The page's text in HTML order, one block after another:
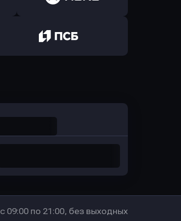
в ОТП БАНК
Оправить заявку
в Локо-Банк
с 09:00 по 21:00, без выходных